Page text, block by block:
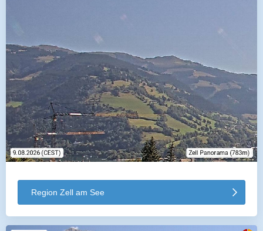
Region Zell am See